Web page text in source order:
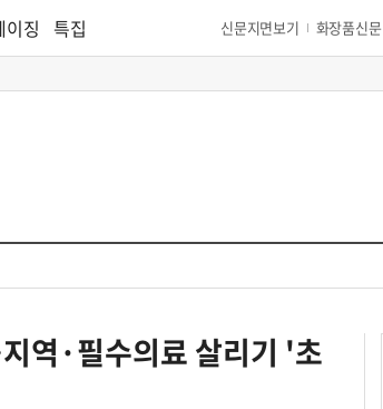
이징 특집 신문지면보기 화장품신문
역·필수의료 살리기 '초